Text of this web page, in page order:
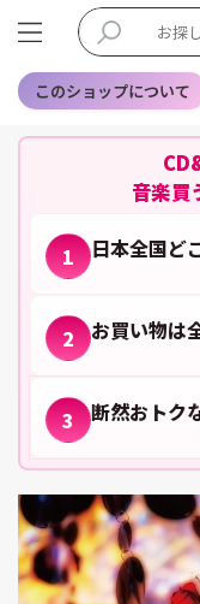
このショップについて
音楽買
1 日本全国ど
2 お買い物は
3 断然おトク